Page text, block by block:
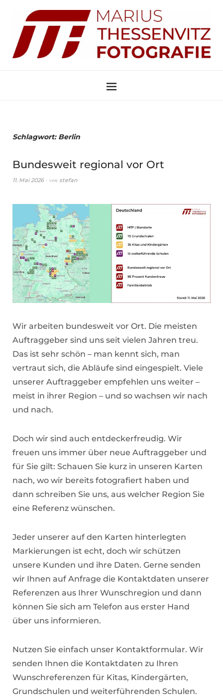
Schlagwort: Berlin
Bundesweit regional vor Ort
11. Mai 2026 von stefan
Wir arbeiten bundesweit vor Ort. Die meisten
Auftraggeber sind uns seit vielen Jahren treu.
Das ist sehr schön – man kennt sich, man
vertraut sich, die Abläufe sind eingespielt. Viele
unserer Auftraggeber empfehlen uns weiter –
meist in ihrer Region – und so wachsen wir nach
und nach.
Doch wir sind auch entdeckerfreudig. Wir
freuen uns immer über neue Auftraggeber und
für Sie gilt: Schauen Sie kurz in unseren Karten
nach, wo wir bereits fotografiert haben und
dann schreiben Sie uns, aus welcher Region Sie
eine Referenz wünschen.
Jeder unserer auf den Karten hinterlegten
Markierungen ist echt, doch wir schützen
unsere Kunden und ihre Daten. Gerne senden
wir Ihnen auf Anfrage die Kontaktdaten unserer
Referenzen aus Ihrer Wunschregion und dann
können Sie sich am Telefon aus erster Hand
über uns informieren.
Nutzen Sie einfach unser Kontaktformular. Wir
senden Ihnen die Kontaktdaten zu Ihren
Wunschreferenzen für Kitas, Kindergärten,
Grundschulen und weiterführenden Schulen.